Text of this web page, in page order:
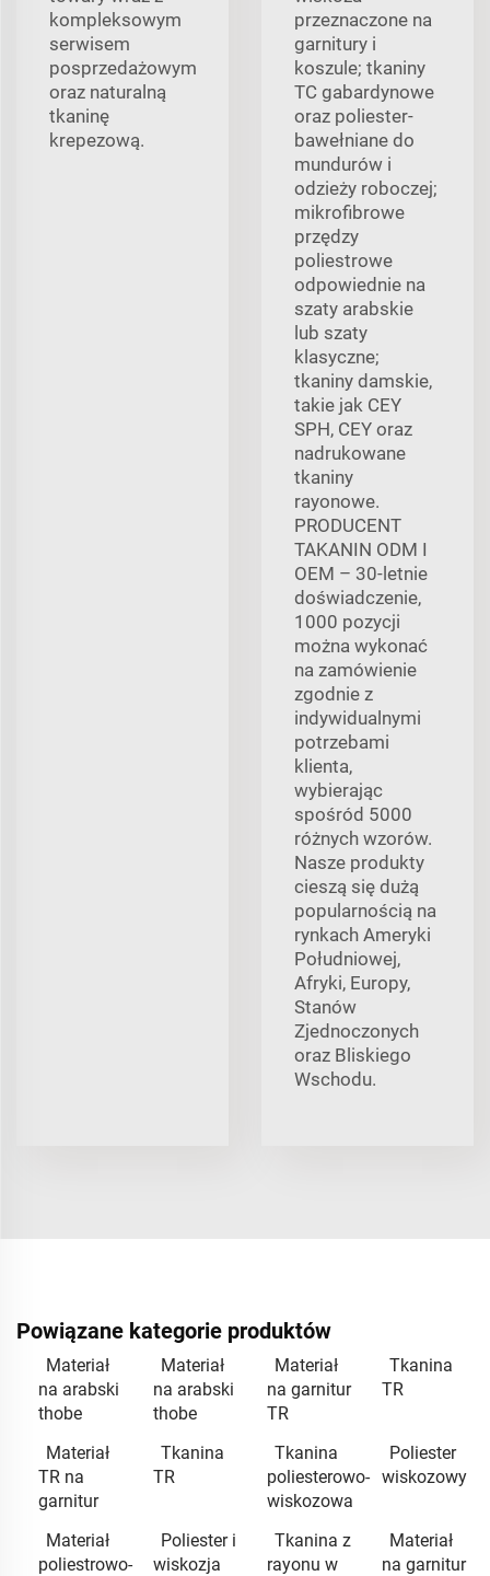
kompleksowym
serwisem
posprzedażowym
oraz naturalną
tkaninę
krepezową.
przeznaczone na
garnitury i
koszule; tkaniny
TC gabardynowe
oraz poliester-
bawełniane do
mundurów i
odzieży roboczej;
mikrofibrowe
przędzy
poliestrowe
odpowiednie na
szaty arabskie
lub szaty
klasyczne;
tkaniny damskie,
takie jak CEY
SPH, CEY oraz
nadrukowane
tkaniny
rayonowe.
PRODUCENT
TAKANIN ODM I
OEM – 30-letnie
doświadczenie,
1000 pozycji
można wykonać
na zamówienie
zgodnie z
indywidualnymi
potrzebami
klienta,
wybierając
spośród 5000
różnych wzorów.
Nasze produkty
cieszą się dużą
popularnością na
rynkach Ameryki
Południowej,
Afryki, Europy,
Stanów
Zjednoczonych
oraz Bliskiego
Wschodu.
Powiązane kategorie produktów
Materiał
na arabski
thobe
Materiał
na arabski
thobe
Materiał
na garnitur
TR
Tkanina
TR
Materiał
TR na
garnitur
Tkanina
TR
Tkanina
poliesterowo-
wiskozowa
Poliester
wiskozowy
Materiał
poliestrowo-
Poliester i
wiskozja
Tkanina z
rayonu w
Materiał
na garnitur